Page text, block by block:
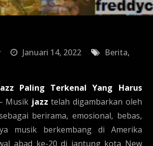
Januari 14, 2022 Berita,
Paling Terkenal Yang Harus
Musik jazz telah digambarkan oleh
berirama, emosional, bebas,
musik berkembang di Amerika
abad ke-20 di jantung kota New